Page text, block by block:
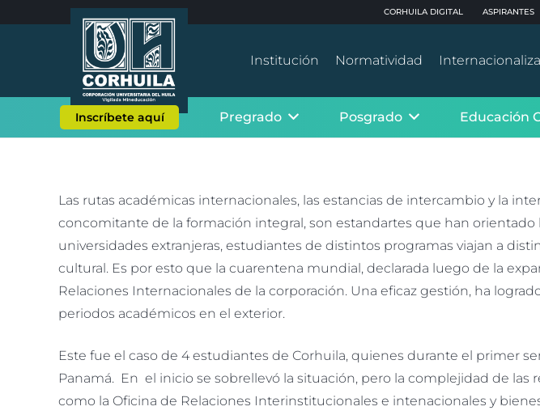
CORHUILA DIGITAL ASPIRANTES
Institución Normatividad
Inscríbete aquí Pregrado Posgrado Educación
Las rutas académicas internacionales, las estancias de intercambio y la
concomitante de la formación integral, son estandartes que han
universidades extranjeras, estudiantes de distintos programas viajan a
cultural. Es por esto que la cuarentena mundial, declarada luego de la
Relaciones Internacionales de la corporación. Una eficaz gestión, ha
periodos académicos en el exterior.
Este fue el caso de 4 estudiantes de Corhuila, quienes durante el primer
Panamá. En el inicio se sobrellevó la situación, pero la complejidad de
como la Oficina de Relaciones Interinstitucionales e intenacionales y